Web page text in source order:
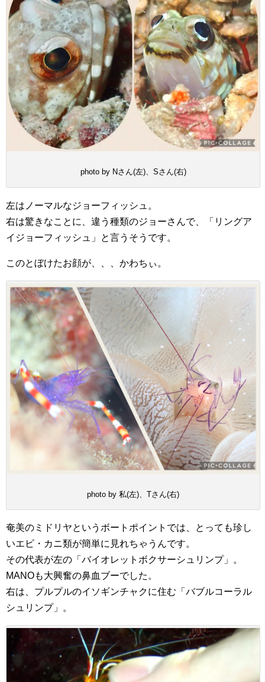
photo by Nさん(左)、Sさん(右)
左はノーマルなジョーフィッシュ。
右は驚きなことに、違う種類のジョーさんで、「リングア
イジョーフィッシュ」と言うそうです。
このとぼけたお顔が、、、かわちぃ。
photo by 私(左)、Tさん(右)
奄美のミドリヤというボートポイントでは、とっても珍し
いエビ・カニ類が簡単に見れちゃうんです。
その代表が左の「バイオレットボクサーシュリンプ」。
MANOも大興奮の鼻血ブーでした。
右は、プルプルのイソギンチャクに住む「バブルコーラル
シュリンプ」。